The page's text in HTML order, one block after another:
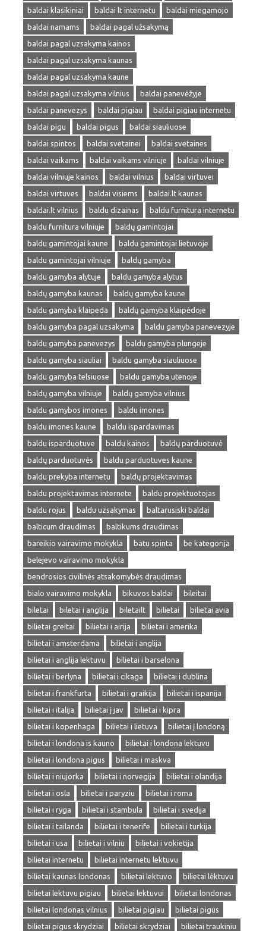
baldai klasikiniai
baldai lt internetu
baldai miegamojo
baldai namams
baldai pagal užsakymą
baldai pagal uzsakyma kainos
baldai pagal uzsakyma kaunas
baldai pagal uzsakyma kaune
baldai pagal uzsakyma vilnius
baldai panevėžyje
baldai panevezys
baldai pigiau
baldai pigiau internetu
baldai pigu
baldai pigus
baldai siauliuose
baldai spintos
baldai svetainei
baldai svetaines
baldai vaikams
baldai vaikams vilniuje
baldai vilniuje
baldai vilniuje kainos
baldai vilnius
baldai virtuvei
baldai virtuves
baldai visiems
baldai.lt kaunas
baldai.lt vilnius
baldu dizainas
baldu furnitura internetu
baldu furnitura vilniuje
baldų gamintojai
baldu gamintojai kaune
baldu gamintojai lietuvoje
baldu gamintojai vilniuje
baldų gamyba
baldu gamyba alytuje
baldu gamyba alytus
baldų gamyba kaunas
baldų gamyba kaune
baldu gamyba klaipeda
baldų gamyba klaipėdoje
baldu gamyba pagal uzsakyma
baldu gamyba panevezyje
baldu gamyba panevezys
baldu gamyba plungeje
baldu gamyba siauliai
baldu gamyba siauliuose
baldu gamyba telsiuose
baldu gamyba utenoje
baldų gamyba vilniuje
baldų gamyba vilnius
baldu gamybos imones
baldu imones
baldu imones kaune
baldu ispardavimas
baldu isparduotuve
baldu kainos
baldų parduotuvė
baldų parduotuvės
baldu parduotuves kaune
baldu prekyba internetu
baldų projektavimas
baldu projektavimas internete
baldu projektuotojas
baldu rojus
baldu uzsakymas
baltarusiski baldai
balticum draudimas
baltikums draudimas
bareikio vairavimo mokykla
batu spinta
be kategorija
belejevo vairavimo mokykla
bendrosios civilinės atsakomybės draudimas
bialo vairavimo mokykla
bikuvos baldai
bileitai
biletai
biletai i anglija biletailt bilietai
bilietai avia
bilietai greitai
bilietai i airija
bilietai i amerika
bilietai i amsterdama
bilietai i anglija
bilietai i anglija lektuvu
bilietai i barselona
bilietai i berlyna
bilietai i cikaga
bilietai i dublina
bilietai i frankfurta
bilietai i graikija
bilietai i ispanija
bilietai i italija
bilietai į jav
bilietai i kipra
bilietai i kopenhaga
bilietai i lietuva
bilietai į londoną
bilietai i londona is kauno
bilietai i londona lektuvu
bilietai i londona pigus
bilietai i maskva
bilietai i niujorka
bilietai i norvegija
bilietai i olandija
bilietai i osla
bilietai i paryziu
bilietai i roma
bilietai i ryga
bilietai i stambula
bilietai i svedija
bilietai i tailanda
bilietai i tenerife
bilietai i turkija
bilietai i usa
bilietai i vilniu
bilietai i vokietija
bilietai internetu
bilietai internetu lektuvu
bilietai kaunas londonas
bilietai lektuvo
bilietai lėktuvu
bilietai lektuvu pigiau
bilietai lektuvui
bilietai londonas
bilietai londonas vilnius
bilietai pigiau
bilietai pigus
bilietai pigus skrydziai
bilietai skrydziai
bilietai traukiniu